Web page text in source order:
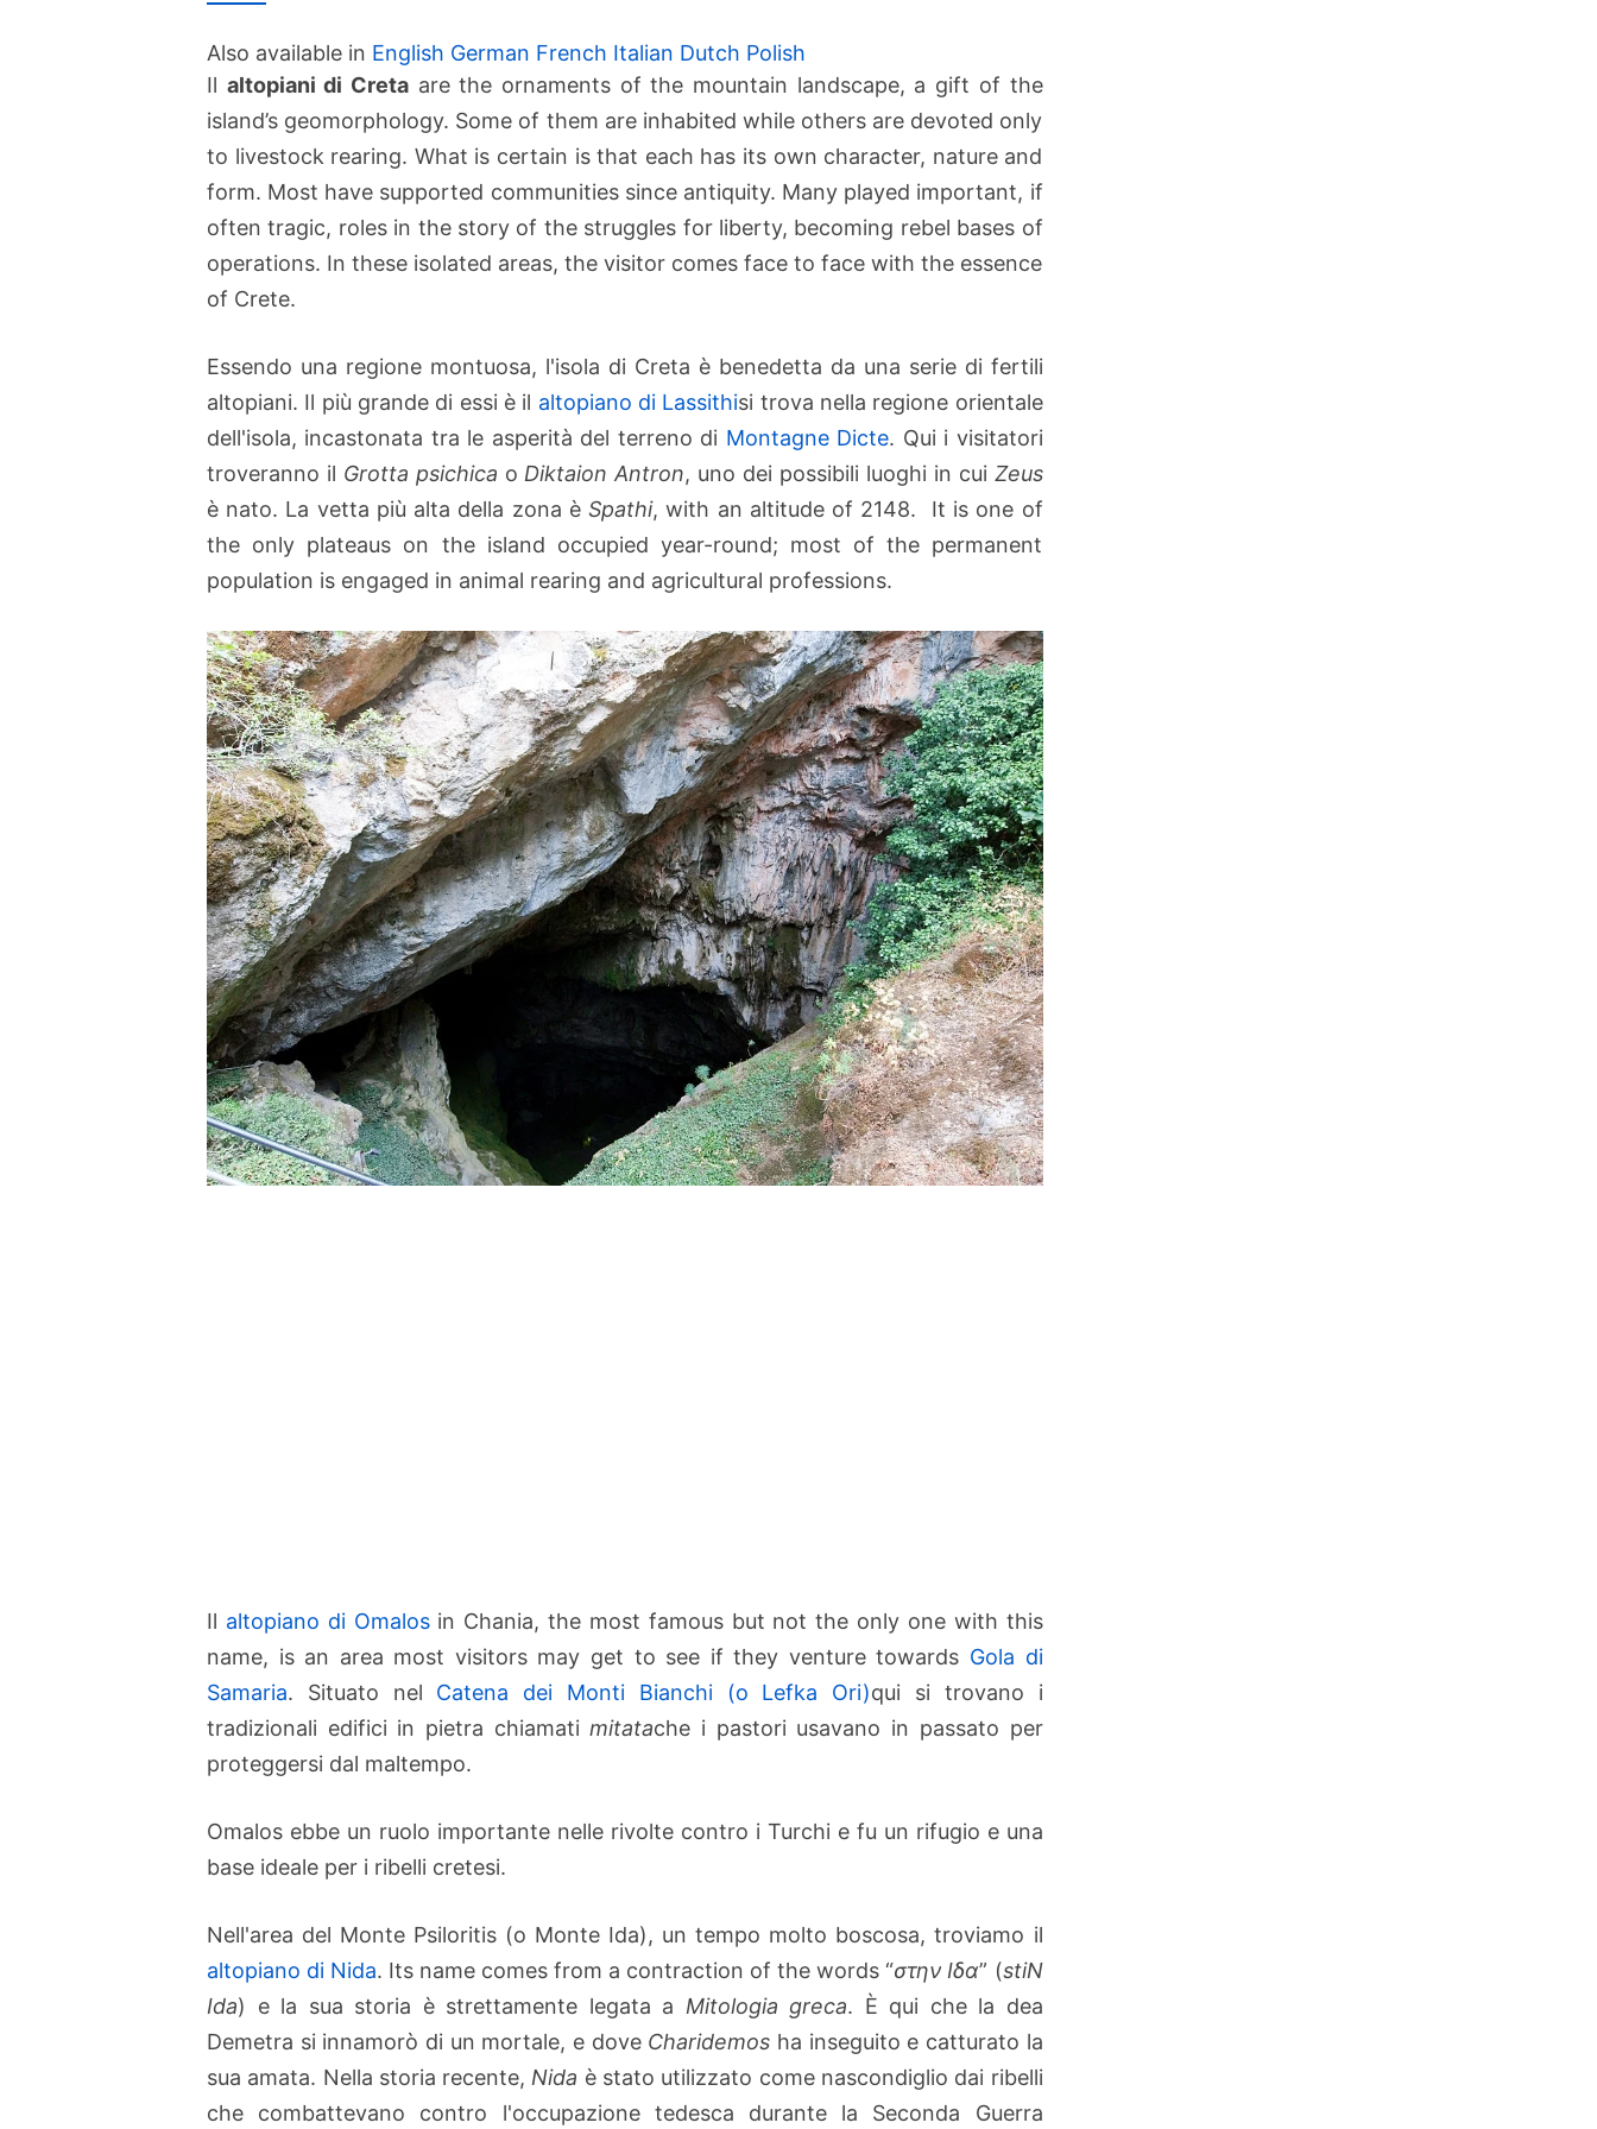
p
i
n
i
d
i
C
a
Also available in English German French Italian Dutch Polish
Il altopiani di Creta are the ornaments of the mountain landscape, a gift of the
island’s geomorphology. Some of them are inhabited while others are devoted only
to livestock rearing. What is certain is that each has its own character, nature and
form. Most have supported communities since antiquity. Many played important, if
often tragic, roles in the story of the struggles for liberty, becoming rebel bases of
operations. In these isolated areas, the visitor comes face to face with the essence
of Crete.
Essendo una regione montuosa, l'isola di Creta è benedetta da una serie di fertili
altopiani. Il più grande di essi è il altopiano di Lassithisi trova nella regione orientale
dell'isola, incastonata tra le asperità del terreno di Montagne Dicte. Qui i visitatori
troveranno il Grotta psichica o Diktaion Antron, uno dei possibili luoghi in cui Zeus
è nato. La vetta più alta della zona èSpathi, with an altitude of 2148. It is one of
the only plateaus on the island occupied year-round; most of the permanent
population is engaged in animal rearing and agricultural professions.
Il altopiano di Omalosin Chania, the most famous but not the only one with this
name, is an area most visitors may get to see if they venture towards Gola di
Samaria. Situato nel Catena dei Monti Bianchi (o Lefka Ori)qui si trovano i
tradizionali edifici in pietra chiamatimitatache i pastori usavano in passato per
proteggersi dal maltempo.
Omalos ebbe un ruolo importante nelle rivolte contro i Turchi e fu un rifugio e una
base ideale per i ribelli cretesi.
Nell'area del Monte Psiloritis (o Monte Ida), un tempo molto boscosa, troviamo il
altopiano di Nida. Its name comes from a contraction of the words “στην Ιδα” (stiN
Ida) e la sua storia è strettamente legata a Mitologia greca. È qui che la dea
Demetra si innamorò di un mortale, e dove Charidemos ha inseguito e catturato la
sua amata. Nella storia recente, Nida è stato utilizzato come nascondiglio dai ribelli
che combattevano contro l'occupazione tedesca durante la Seconda Guerra